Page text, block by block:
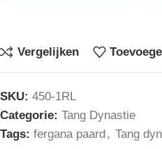
Vergelijken
SKU: 450-1RL
Categorie: Tang Dynastie
Tags: fergana paard, Tang